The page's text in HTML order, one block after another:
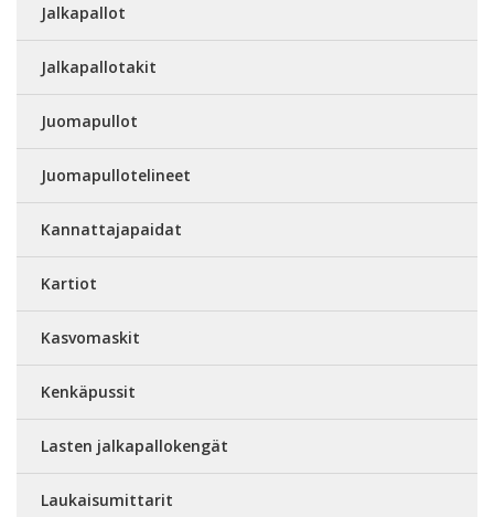
Jalkapallot
Jalkapallotakit
Juomapullot
Juomapullotelineet
Kannattajapaidat
Kartiot
Kasvomaskit
Kenkäpussit
Lasten jalkapallokengät
Laukaisumittarit